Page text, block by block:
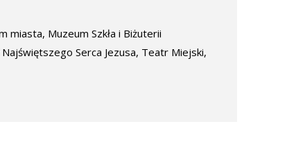
miasta, Muzeum Szkła i Biżuterii
Serca Jezusa, Teatr Miejski,